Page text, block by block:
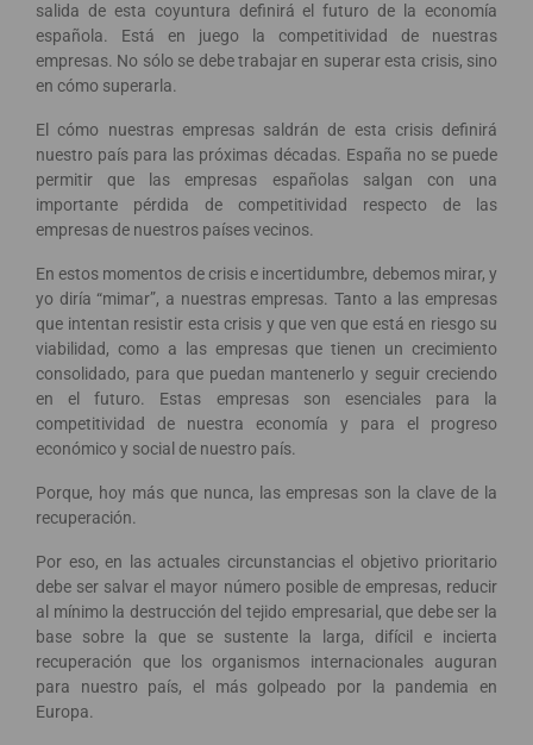
salida de esta coyuntura definirá el futuro de la economía
española. Está en juego la competitividad de nuestras
empresas. No sólo se debe trabajar en superar esta crisis, sino
en cómo superarla.
El cómo nuestras empresas saldrán de esta crisis definirá
nuestro país para las próximas décadas. España no se puede
permitir que las empresas españolas salgan con una
importante pérdida de competitividad respecto de las
empresas de nuestros países vecinos.
En estos momentos de crisis e incertidumbre, debemos mirar, y
yo diría “mimar”, a nuestras empresas. Tanto a las empresas
que intentan resistir esta crisis y que ven que está en riesgo su
viabilidad, como a las empresas que tienen un crecimiento
consolidado, para que puedan mantenerlo y seguir creciendo
en el futuro. Estas empresas son esenciales para la
competitividad de nuestra economía y para el progreso
económico y social de nuestro país.
Porque, hoy más que nunca, las empresas son la clave de la
recuperación.
Por eso, en las actuales circunstancias el objetivo prioritario
debe ser salvar el mayor número posible de empresas, reducir
al mínimo la destrucción del tejido empresarial, que debe ser la
base sobre la que se sustente la larga, difícil e incierta
recuperación que los organismos internacionales auguran
para nuestro país, el más golpeado por la pandemia en
Europa.